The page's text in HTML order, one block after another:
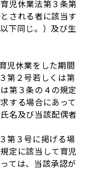
児休業法第３条第
される者に該当す
下同じ。）及び生
休業をした期間
２号若しくは第
第３条の４の規定
する場合にあって
名及び当該配偶者
３号に掲げる場
定に該当して育児
ては、当該承認が